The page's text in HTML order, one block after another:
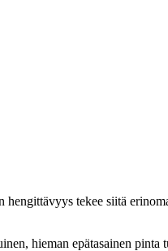
tekee siitä
hieman epätasainen pinta